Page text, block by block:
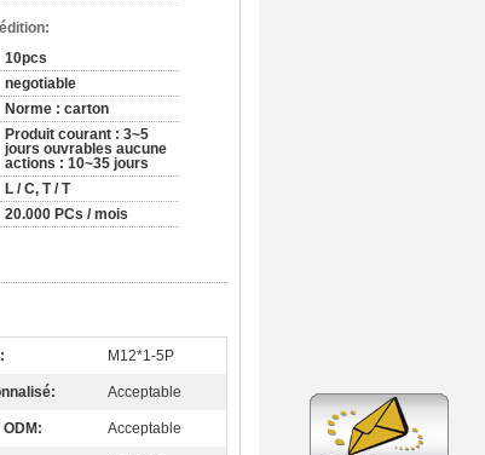
10pcs
negotiable
Norme : carton
Produit courant : 3~5
jours ouvrables aucune
actions : 10~35 jours
L / C, T / T
20.000 PCs / mois
M12*1-5P
Acceptable
ODM: Acceptable